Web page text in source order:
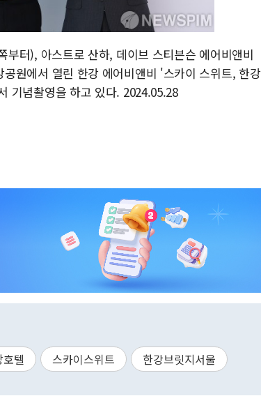
터), 아스트로 산하, 데이브 스티븐슨 에어비앤비
원에서 열린 한강 에어비앤비 '스카이 스위트, 한강
기념촬영을 하고 있다. 2024.05.28
텔 스카이스위트 한강브릿지서울